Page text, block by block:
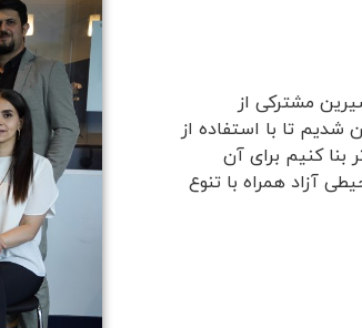
مشترکی از
شدیم تا با استفاده از
کنیم برای آن
آزاد همراه با تنوع